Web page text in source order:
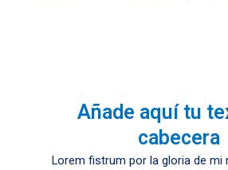
Añade aquí tu
cabecera
Lorem fistrum por la gloria de mi